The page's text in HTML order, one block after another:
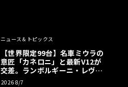
ニュース＆トピックス
【世界限定99台】名車ミウラの
意匠「カネロニ」と最新V12が
交差。ランボルギーニ・レヴエ
ルトに60周年記念車が登場
2026 8/7